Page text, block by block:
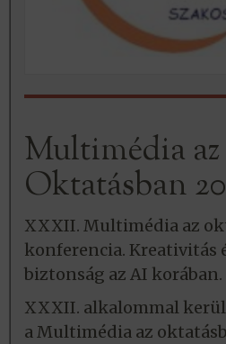
Multimédia az
Oktatásban
XXXII. Multimédia az
konferencia. Kreativitás
biztonság az AI korában.
XXXII. alkalommal
a Multimédia az